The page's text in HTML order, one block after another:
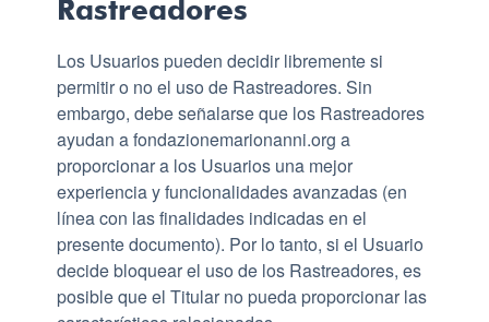
Rastreadores
Los Usuarios pueden decidir libremente si
permitir o no el uso de Rastreadores. Sin
embargo, debe señalarse que los Rastreadores
ayudan a fondazionemarionanni.org a
proporcionar a los Usuarios una mejor
experiencia y funcionalidades avanzadas (en
línea con las finalidades indicadas en el
presente documento). Por lo tanto, si el Usuario
decide bloquear el uso de los Rastreadores, es
posible que el Titular no pueda proporcionar las